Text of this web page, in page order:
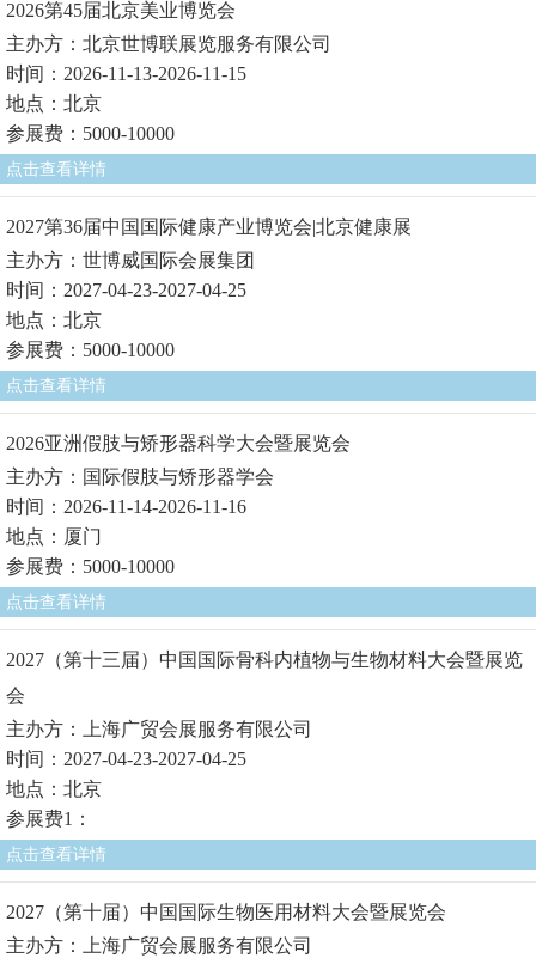
2026第45届北京美业博览会
主办方：北京世博联展览服务有限公司
时间：2026-11-13-2026-11-15
地点：北京
参展费：5000-10000
点击查看详情
2027第36届中国国际健康产业博览会|北京健康展
主办方：世博威国际会展集团
时间：2027-04-23-2027-04-25
地点：北京
参展费：5000-10000
点击查看详情
2026亚洲假肢与矫形器科学大会暨展览会
主办方：国际假肢与矫形器学会
时间：2026-11-14-2026-11-16
地点：厦门
参展费：5000-10000
点击查看详情
2027（第十三届）中国国际骨科内植物与生物材料大会暨展览
会
主办方：上海广贸会展服务有限公司
时间：2027-04-23-2027-04-25
地点：北京
参展费1：
点击查看详情
2027（第十届）中国国际生物医用材料大会暨展览会
主办方：上海广贸会展服务有限公司